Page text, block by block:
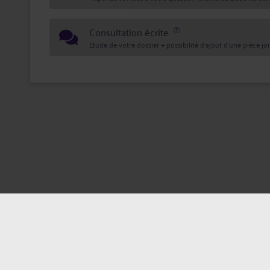
Consultation écrite
Etude de votre dossier + possibilité d'ajout d'une pièce